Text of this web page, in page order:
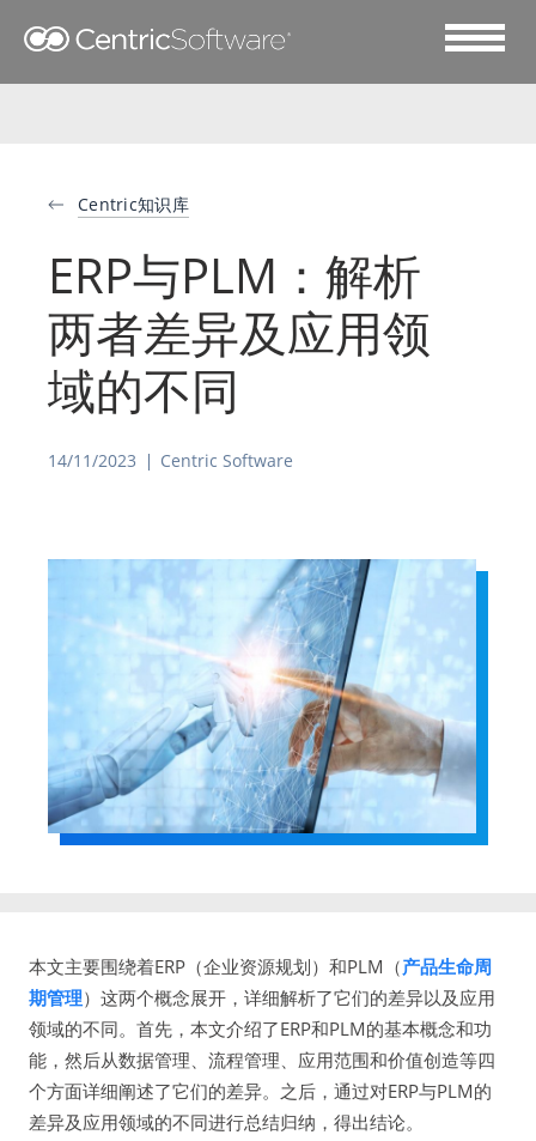
Centric知识库
ERP与PLM：解析
两者差异及应用领
域的不同
14/11/2023 Centric Software
本文主要围绕着ERP（企业资源规划）和PLM（产品生命周
期管理）这两个概念展开，详细解析了它们的差异以及应用
领域的不同。首先，本文介绍了ERP和PLM的基本概念和功
能，然后从数据管理、流程管理、应用范围和价值创造等四
个方面详细阐述了它们的差异。之后，通过对ERP与PLM的
差异及应用领域的不同进行总结归纳，得出结论。